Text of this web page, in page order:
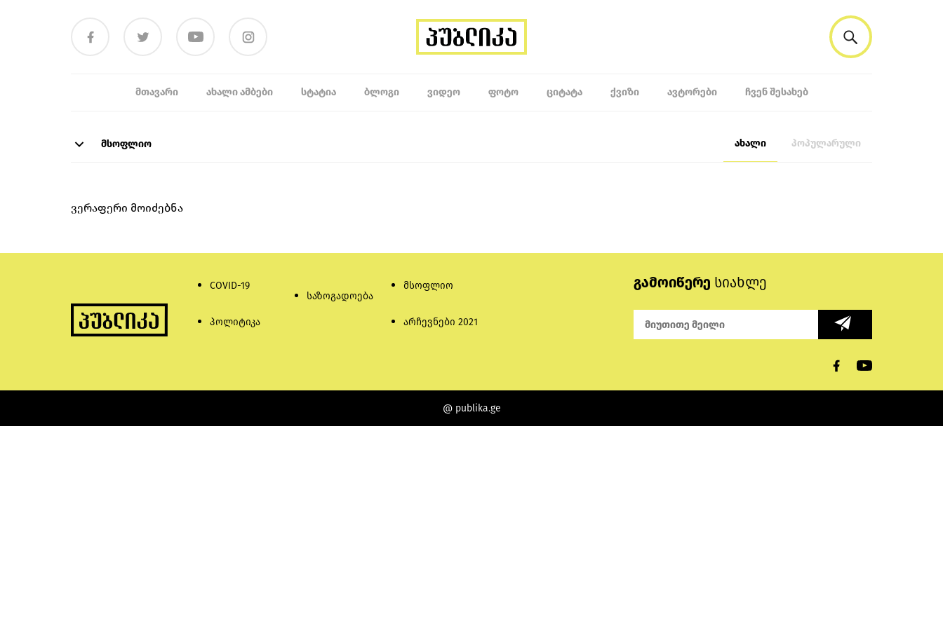
ᲛᲗᲐᲕᲐᲠᲘ ᲐᲮᲐᲚᲘ ᲐᲛᲑᲔᲑᲘ ᲡᲢᲐᲢᲘᲐ ᲑᲚᲝᲒᲘ ᲕᲘᲓᲔᲝ ᲤᲝᲢᲝ ᲪᲘᲢᲐᲢᲐ ᲥᲕᲘᲖᲘ ᲐᲕᲢᲝᲠᲔᲑᲘ ᲩᲕᲔᲜ ᲨᲔᲡᲐᲮᲔᲑ
მსოფლიო ახალი პოპულარული
ვერაფერი მოიძებნა
COVID-19
პოლიტიკა
საზოგადოება
მსოფლიო
არჩევნები 2021
გამოიწერე სიახლე
@ publika.ge